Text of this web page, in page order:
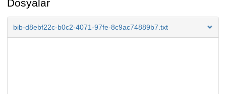
Dosyalar
bib-d8ebf22c-b0c2-4071-97fe-8c9ac74889b7.txt